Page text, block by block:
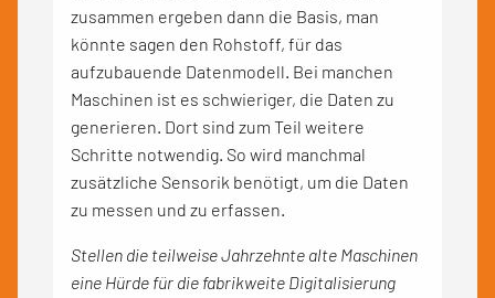
zusammen ergeben dann die Basis, man
könnte sagen den Rohstoff, für das
aufzubauende Datenmodell. Bei manchen
Maschinen ist es schwieriger, die Daten zu
generieren. Dort sind zum Teil weitere
Schritte notwendig. So wird manchmal
zusätzliche Sensorik benötigt, um die Daten
zu messen und zu erfassen.
Stellen die teilweise Jahrzehnte alte Maschinen
eine Hürde für die fabrikweite Digitalisierung